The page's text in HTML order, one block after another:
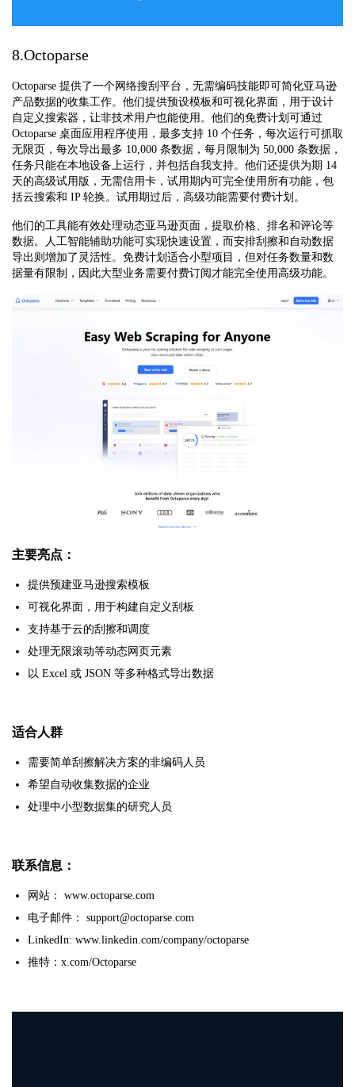
8.Octoparse
Octoparse 提供了一个网络搜刮平台，无需编码技能即可简化亚马逊
产品数据的收集工作。他们提供预设模板和可视化界面，用于设计
自定义搜索器，让非技术用户也能使用。他们的免费计划可通过
Octoparse 桌面应用程序使用，最多支持 10 个任务，每次运行可抓取
无限页，每次导出最多 10,000 条数据，每月限制为 50,000 条数据，
任务只能在本地设备上运行，并包括自我支持。他们还提供为期 14
天的高级试用版，无需信用卡，试用期内可完全使用所有功能，包
括云搜索和 IP 轮换。试用期过后，高级功能需要付费计划。
他们的工具能有效处理动态亚马逊页面，提取价格、排名和评论等
数据。人工智能辅助功能可实现快速设置，而安排刮擦和自动数据
导出则增加了灵活性。免费计划适合小型项目，但对任务数量和数
据量有限制，因此大型业务需要付费订阅才能完全使用高级功能。
主要亮点：
提供预建亚马逊搜索模板
可视化界面，用于构建自定义刮板
支持基于云的刮擦和调度
处理无限滚动等动态网页元素
以 Excel 或 JSON 等多种格式导出数据
适合人群
需要简单刮擦解决方案的非编码人员
希望自动收集数据的企业
处理中小型数据集的研究人员
联系信息：
网站： www.octoparse.com
电子邮件： support@octoparse.com
LinkedIn: www.linkedin.com/company/octoparse
推特：x.com/Octoparse